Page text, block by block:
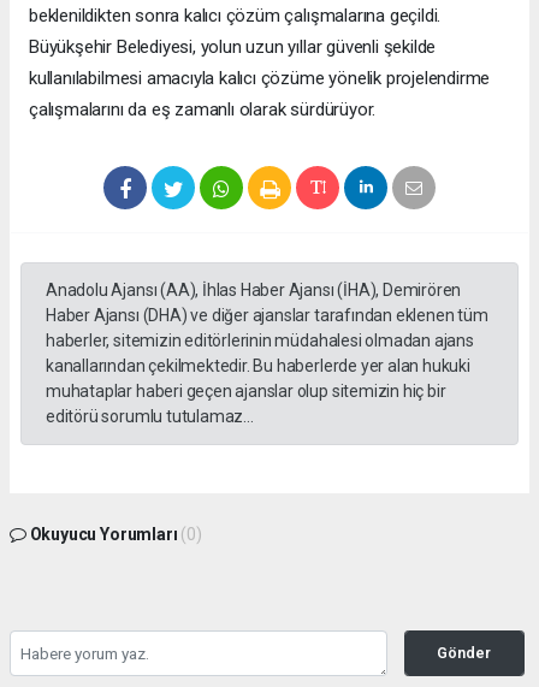
beklenildikten sonra kalıcı çözüm çalışmalarına geçildi.
Büyükşehir Belediyesi, yolun uzun yıllar güvenli şekilde
kullanılabilmesi amacıyla kalıcı çözüme yönelik projelendirme
çalışmalarını da eş zamanlı olarak sürdürüyor.
Anadolu Ajansı (AA), İhlas Haber Ajansı (İHA), Demirören
Haber Ajansı (DHA) ve diğer ajanslar tarafından eklenen tüm
haberler, sitemizin editörlerinin müdahalesi olmadan ajans
kanallarından çekilmektedir. Bu haberlerde yer alan hukuki
muhataplar haberi geçen ajanslar olup sitemizin hiç bir
editörü sorumlu tutulamaz...
Okuyucu Yorumları (0)
Gönder